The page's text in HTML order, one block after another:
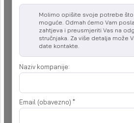
Molimo opišite svoje potrebe
moguće. Odmah ćemo Vam
zahtjeva i preusmjeriti Vas na
stručnjaka. Za više detalja može
date kontakte.
Naziv kompanije:
Email (obavezno) *